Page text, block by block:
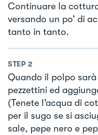
Continuare la
versando un po’ di
tanto in tanto.
STEP 2
Quando il polpo
pezzettini ed
(Tenete l’acqua di
per il sugo se si
sale, pepe nero e